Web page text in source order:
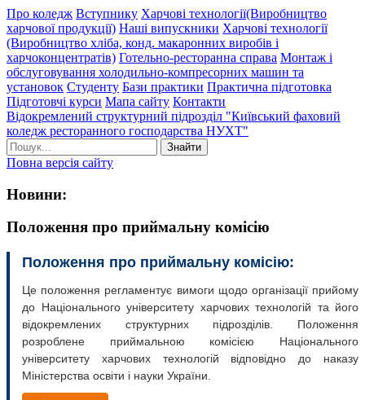
Про коледж Вступнику Харчові технології(Виробництво
харчової продукції) Наші випускники Харчові технології
(Виробництво хліба, конд. макаронних виробів і
харчоконцентратів) Готельно-ресторанна справа Монтаж і
обслуговування холодильно-компресорних машин та
установок Студенту Бази практики Практична підготовка
Підготовчі курси Мапа сайту Контакти
Відокремлений структурний підрозділ "Київський фаховий
коледж ресторанного господарства НУХТ"
Знайти
Повна версія сайту
Новини:
Положення про приймальну комісію
Положення про приймальну комісію:
Це положення регламентує вимоги щодо організації прийому
до Національного університету харчових технологій та його
відокремлених структурних підрозділів. Положення
розроблене приймальною комісією Національного
університету харчових технологій відповідно до наказу
Міністерства освіти і науки України.